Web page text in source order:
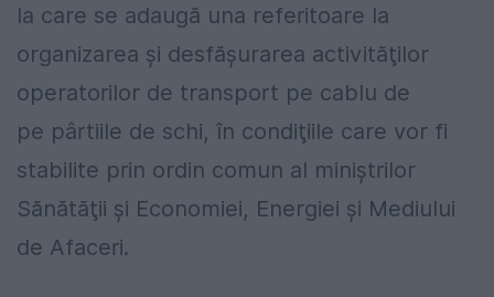
la care se adaugă una referitoare la
organizarea şi desfăşurarea activităţilor
operatorilor de transport pe cablu de
pe pârtiile de schi, în condiţiile care vor fi
stabilite prin ordin comun al miniştrilor
Sănătăţii şi Economiei, Energiei şi Mediului
de Afaceri.